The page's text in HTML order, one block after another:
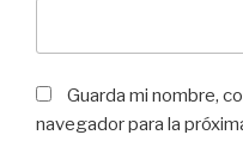
Guarda mi nombre,
navegador para la